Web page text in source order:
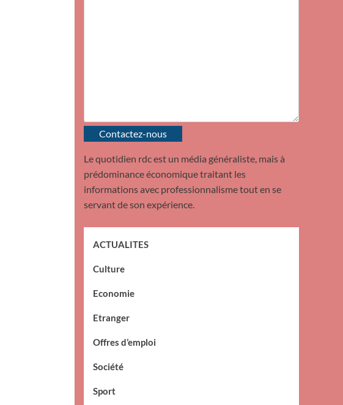
Contactez-nous
Le quotidien rdc est un média généraliste, mais à
prédominance économique traitant les
informations avec professionnalisme tout en se
servant de son expérience.
ACTUALITES
Culture
Economie
Etranger
Offres d’emploi
Société
Sport